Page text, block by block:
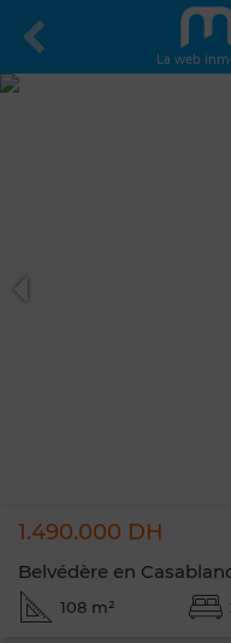
La web
1.490.000 DH
Belvédère en
108 m²